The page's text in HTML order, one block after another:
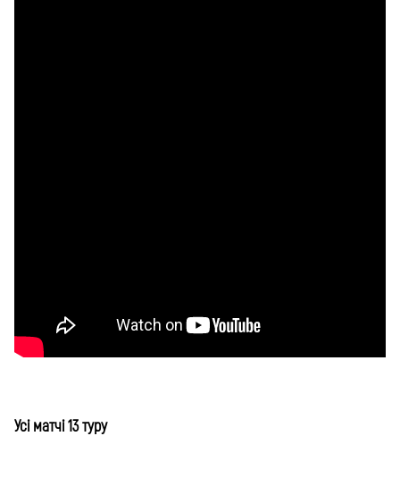
Усі матчі 13 туру